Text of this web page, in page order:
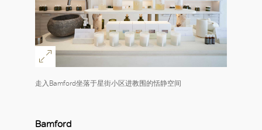
走入Bamford坐落于星街小区进教围的恬静空间
Bamford